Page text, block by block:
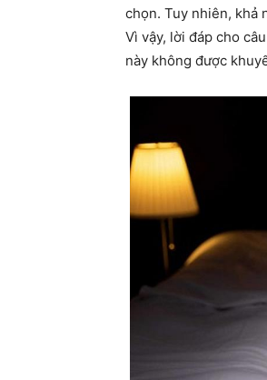
chọn. Tuy nhiên, khả
Vì vậy, lời đáp cho
này không được